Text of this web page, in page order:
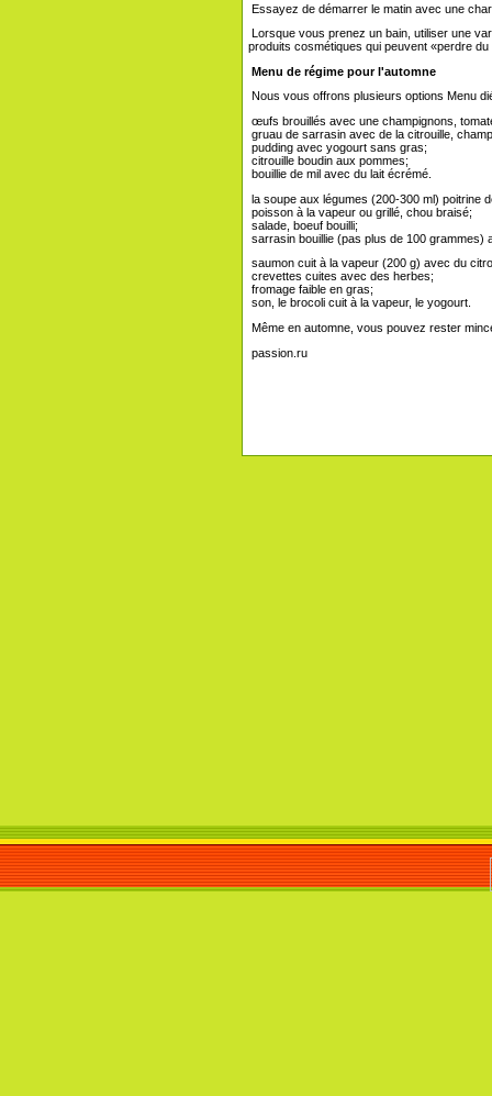
Essayez de démarrer le matin avec une
Lorsque vous prenez un bain, utiliser une
produits cosmétiques qui peuvent «perdre
Menu de régime pour l'automne
Nous vous offrons plusieurs options Menu
œufs brouillés avec une champignons,
gruau de sarrasin avec de la citrouille,
pudding avec yogourt sans gras;
citrouille boudin aux pommes;
bouillie de mil avec du lait écrémé.
la soupe aux légumes (200-300 ml) poitrine
poisson à la vapeur ou grillé, chou braisé;
salade, boeuf bouilli;
sarrasin bouillie (pas plus de 100 grammes)
saumon cuit à la vapeur (200 g) avec du
crevettes cuites avec des herbes;
fromage faible en gras;
son, le brocoli cuit à la vapeur, le yogourt.
Même en automne, vous pouvez rester
passion.ru